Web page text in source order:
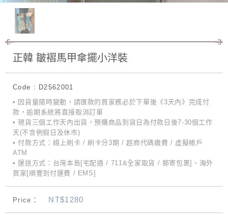
正韓 皺褶馬甲傘擺小洋裝
Code : D2562001
• 因貨量隨時變動，請匯款的買家務必於下單後《3天內》完成付
款，逾期系統將直接取消訂單
• 現貨三個工作天內出貨，預購商品到貨日為付款日後7-30個工作
天(不含例假日及休市)
• 付款方式：線上刷卡 / 刷卡分3期 / 超商代碼繳費 / 虛擬帳戶
ATM
• 運送方式：台灣本島[宅配通 / 711&全家取貨 / 郵寄包裹]、海外
買家[順豐到付運費 / EMS]
Price： NT$1280